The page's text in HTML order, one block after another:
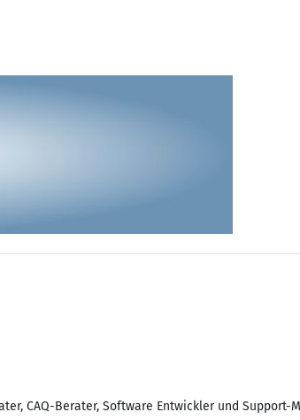
CAQ-Berater, Software Entwickler und Support-